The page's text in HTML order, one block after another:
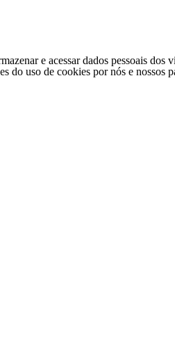
e acessar dados pessoais
do uso de cookies por nós e